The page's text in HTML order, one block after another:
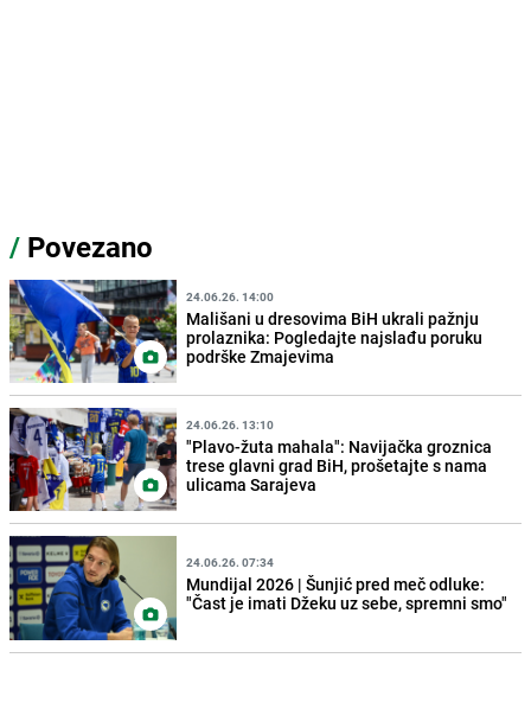
/ Povezano
24.06.26. 14:00
Mališani u dresovima BiH ukrali pažnju
prolaznika: Pogledajte najslađu poruku
podrške Zmajevima
24.06.26. 13:10
"Plavo-žuta mahala": Navijačka groznica
trese glavni grad BiH, prošetajte s nama
ulicama Sarajeva
24.06.26. 07:34
Mundijal 2026 | Šunjić pred meč odluke:
"Čast je imati Džeku uz sebe, spremni smo"